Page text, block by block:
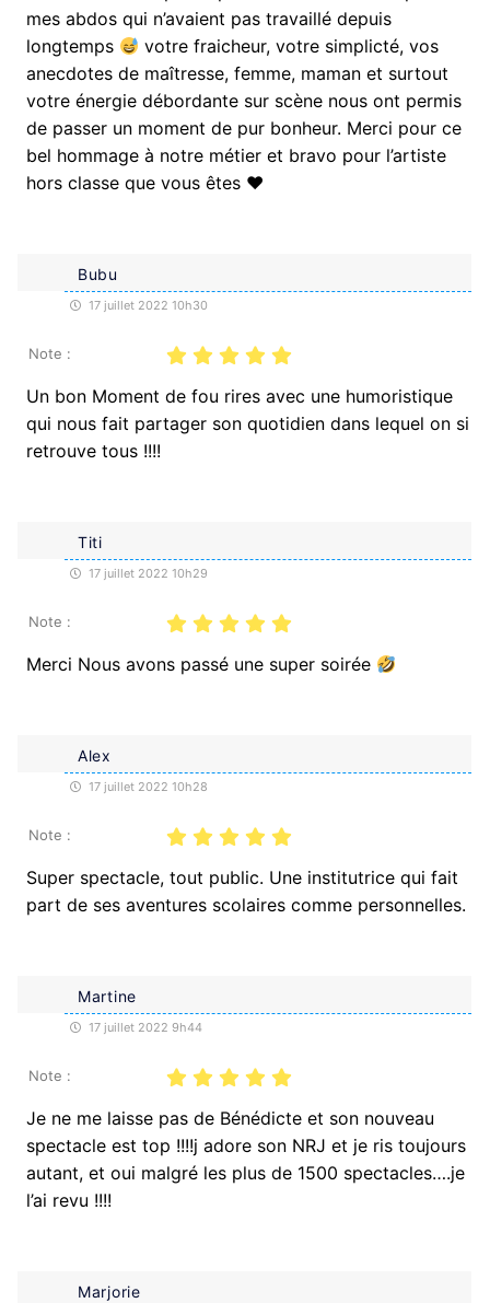
mes abdos qui n’avaient pas travaillé depuis
longtemps
votre fraicheur, votre simplicté, vos
anecdotes de maîtresse, femme, maman et surtout
votre énergie débordante sur scène nous ont permis
de passer un moment de pur bonheur. Merci pour ce
bel hommage à notre métier et bravo pour l’artiste
hors classe que vous êtes ♥️
Bubu
17 juillet 2022 10h30
Note :
Un bon Moment de fou rires avec une humoristique
qui nous fait partager son quotidien dans lequel on si
retrouve tous !!!!
Titi
17 juillet 2022 10h29
Note :
Merci Nous avons passé une super soirée
Alex
17 juillet 2022 10h28
Note :
Super spectacle, tout public. Une institutrice qui fait
part de ses aventures scolaires comme personnelles.
Martine
17 juillet 2022 9h44
Note :
Je ne me laisse pas de Bénédicte et son nouveau
spectacle est top !!!!j adore son NRJ et je ris toujours
autant, et oui malgré les plus de 1500 spectacles….je
l’ai revu !!!!
Marjorie